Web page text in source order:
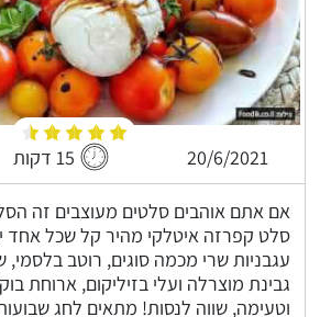
20/6/2021 15 דקות
אם אתם אוהבים סלטים מעוצבים זה
סלט קפרזה איטלקי מהיר קל שכל אחד
עגבניות שרי מכמה סוגים, רוטב
גבינת מוצרלה ועלי בזיליקום, ארוחת
וטעימה, שווה לנסות! מתאים לחג